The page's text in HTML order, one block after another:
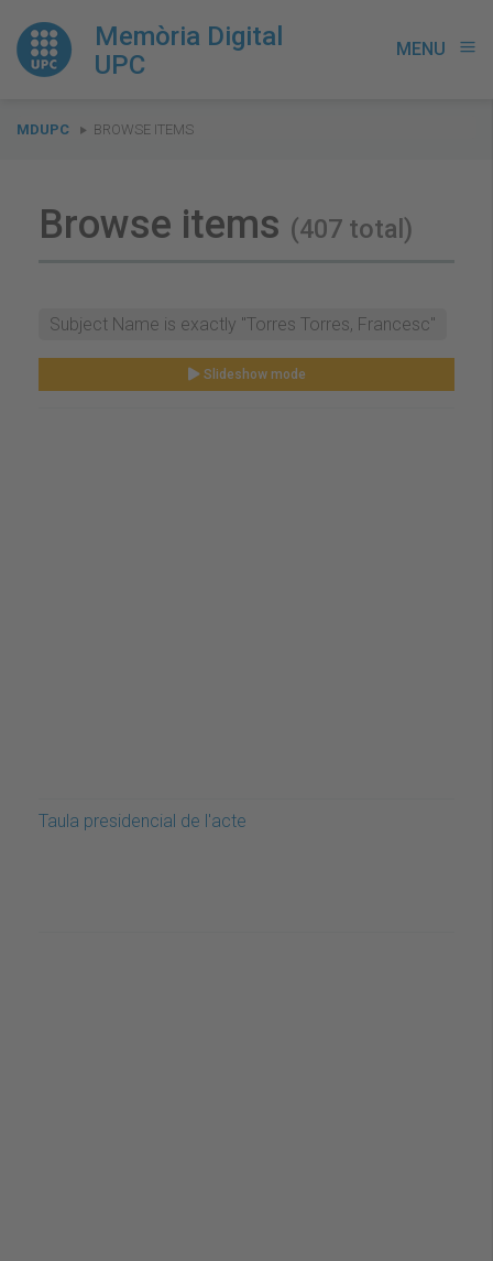
Memòria Digital
UPC
MENU menu
You
MDUPC BROWSE ITEMS
Browse items (407 total)
Subject Name is exactly "Torres Torres, Francesc"
Slideshow mode
Taula presidencial de l'acte